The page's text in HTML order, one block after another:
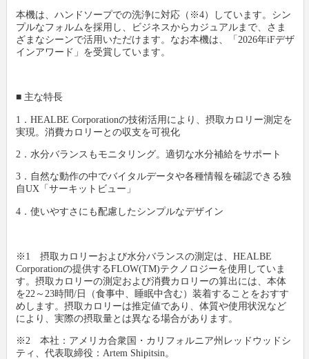
本機は、ハンドソープでの洗浄に対応（※4）しています。シン
プルなフォルムを採用し、ビジネスからカジュアルまで、さま
ざまなシーンで活用いただけます。なお本機は、「2026年iFデザ
インアワード」を受賞しています。
■ 主な特長
1．HEALBE Corporationの技術活用により、摂取カロリー測定を
実現。消費カロリーとの収支を可視化
2．水分バランスもモニタリング。適切な水分補給をサポート
3．自然な動作の中でバイタルデータや各種情報を確認できる独
自UX「サーキットビュー」
4．使いやすさにも配慮したシンプルなデザイン
※1 摂取カロリーおよび水分バランスの測定は、HEALBE
Corporationの提供するFLOW(TM)テクノロジーを使用していま
す。摂取カロリーの測定および消費カロリーの算出には、本体
を22～23時間/日（食事中、睡眠中含む）装着することをおすす
めします。摂取カロリーは推定値であり、体質や使用状況など
により、実際の摂取量とは異なる場合があります。
※2 本社：アメリカ合衆国・カリフォルニア州レッドウッドシ
ティ、代表取締役：Artem Shipitsin。